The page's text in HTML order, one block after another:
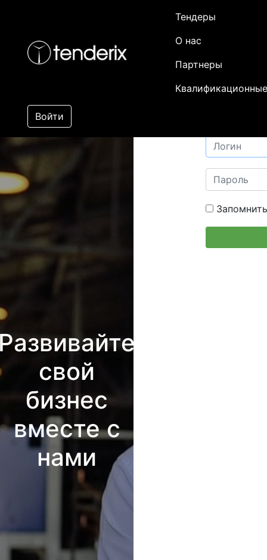
Тендеры
О нас
Партнеры
Войти
свой
бизнес
вместе с
нами